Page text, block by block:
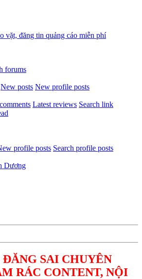
forums
New posts New profile posts
Latest reviews Search link
profile posts Search profile posts
Dương
ĐĂNG SAI CHUYÊN
RÁC CONTENT, NỘI